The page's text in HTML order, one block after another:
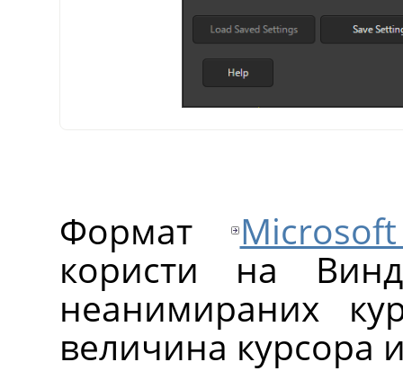
Формат
користи на
неанимираних
величина курсора